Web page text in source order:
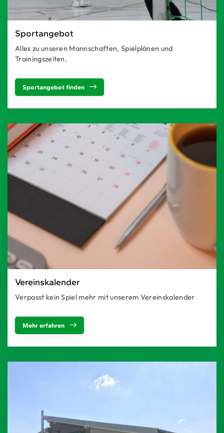
Sportangebot
Alles zu unseren Mannschaften, Spielplänen und
Trainingszeiten.
Sportangebot finden
Vereinskalender
Verpasst kein Spiel mehr mit unserem Vereinskalender
Mehr erfahren